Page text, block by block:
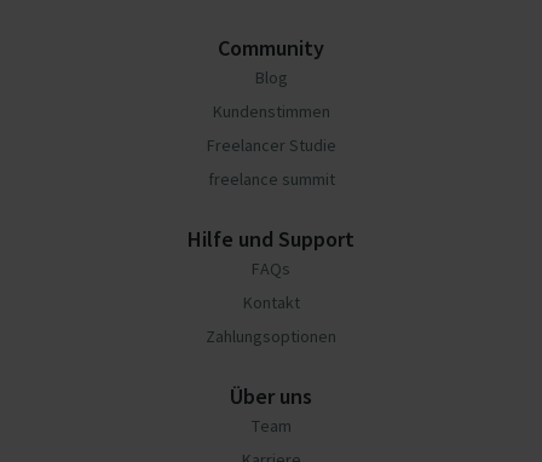
Community
Blog
Kundenstimmen
Freelancer Studie
freelance summit
Hilfe und Support
FAQs
Kontakt
Zahlungsoptionen
Über uns
Team